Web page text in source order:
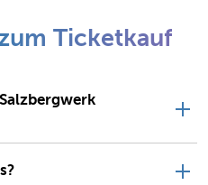
Ticketkauf